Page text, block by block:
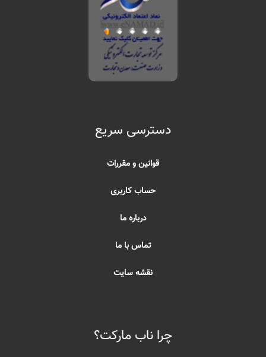
دسترسی سریع
قوانین و مقررات
حساب کاربری
درباره ما
تماس با ما
نقشه سایت
چرا ناب مارکت؟